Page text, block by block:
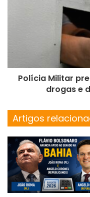
Polícia Militar
drogas e
Artigos